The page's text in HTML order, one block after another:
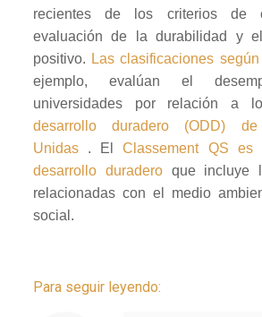
recientes de los criterios de
evaluación de la durabilidad y
positivo. Las clasificaciones
ejemplo, evalúan el
universidades por relación a
desarrollo duradero (ODD)
Unidas. ElClassement QS es
desarrollo duraderoque incluye
relacionadas con el medio
social.
Para seguir leyendo: